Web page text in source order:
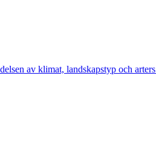
av klimat, landskapstyp och